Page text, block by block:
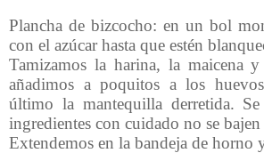
Plancha de bizcocho: en un bol
con el azúcar hasta que estén
Tamizamos la harina, la maicena
añadimos a poquitos a los
último la mantequilla derretida.
ingredientes con cuidado no se
Extendemos en la bandeja de horno